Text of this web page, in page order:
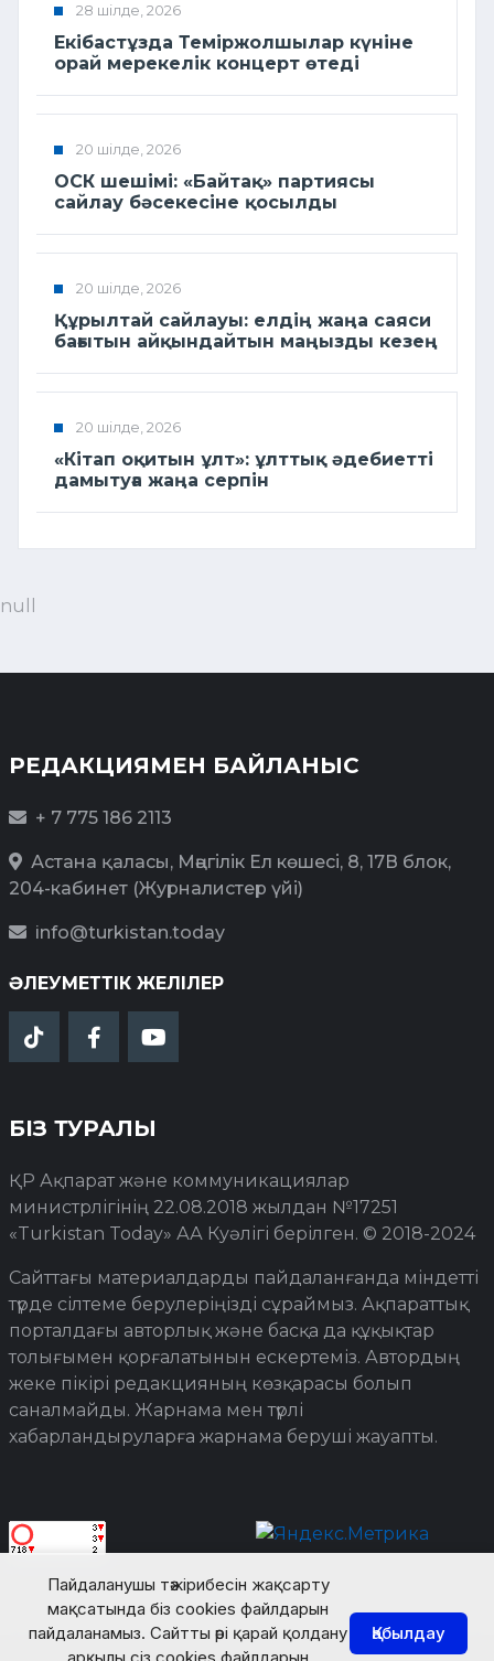
Пайдаланушы тәжірибесін жақсарту
мақсатында біз cookies файлдарын
пайдаланамыз. Сайтты әрі қарай қолдану
Қабылдау
28 шілде, 2026
Екібастұзда Теміржолшылар күніне
орай мерекелік концерт өтеді
20 шілде, 2026
ОСК шешімі: «Байтақ» партиясы
сайлау бәсекесіне қосылды
20 шілде, 2026
Құрылтай сайлауы: елдің жаңа саяси
бағытын айқындайтын маңызды кезең
20 шілде, 2026
«Кітап оқитын ұлт»: ұлттық әдебиетті
дамытуға жаңа серпін
null
РЕДАКЦИЯМЕН БАЙЛАНЫС
+ 7 775 186 2113
Астана қаласы, Мәңгілік Ел көшесі, 8, 17В блок,
204-кабинет (Журналистер үйі)
info@turkistan.today
ӘЛЕУМЕТТІК ЖЕЛІЛЕР
БІЗ ТУРАЛЫ
ҚР Ақпарат және коммуникациялар
министрлігінің 22.08.2018 жылдан №17251
«Turkistan Today» АА Куәлігі берілген. © 2018-2024
Сайттағы материалдарды пайдаланғанда міндетті
түрде сілтеме берулеріңізді сұраймыз. Ақпараттық
порталдағы авторлық және басқа да құқықтар
толығымен қорғалатынын ескертеміз. Автордың
жеке пікірі редакцияның көзқарасы болып
саналмайды. Жарнама мен түрлі
хабарландыруларға жарнама беруші жауапты.